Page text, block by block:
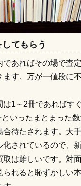
てもらう
あればその場で査
ます。万が一値段に
は1～2冊であればす
いったまとまった
合待たされます。大
化されているので、
取は難しいです。対
られると恥ずかしい